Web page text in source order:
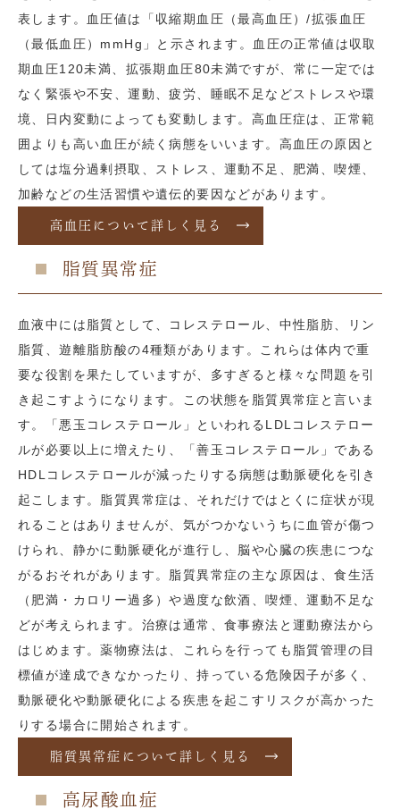
表します。血圧値は「収縮期血圧（最高血圧）/拡張血圧
（最低血圧）mmHg」と示されます。血圧の正常値は収取
期血圧120未満、拡張期血圧80未満ですが、常に一定では
なく緊張や不安、運動、疲労、睡眠不足などストレスや環
境、日内変動によっても変動します。高血圧症は、正常範
囲よりも高い血圧が続く病態をいいます。高血圧の原因と
しては塩分過剰摂取、ストレス、運動不足、肥満、喫煙、
加齢などの生活習慣や遺伝的要因などがあります。
高血圧について詳しく見る
脂質異常症
血液中には脂質として、コレステロール、中性脂肪、リン
脂質、遊離脂肪酸の4種類があります。これらは体内で重
要な役割を果たしていますが、多すぎると様々な問題を引
き起こすようになります。この状態を脂質異常症と言いま
す。「悪玉コレステロール」といわれるLDLコレステロー
ルが必要以上に増えたり、「善玉コレステロール」である
HDLコレステロールが減ったりする病態は動脈硬化を引き
起こします。脂質異常症は、それだけではとくに症状が現
れることはありませんが、気がつかないうちに血管が傷つ
けられ、静かに動脈硬化が進行し、脳や心臓の疾患につな
がるおそれがあります。脂質異常症の主な原因は、食生活
（肥満・カロリー過多）や過度な飲酒、喫煙、運動不足な
どが考えられます。治療は通常、食事療法と運動療法から
はじめます。薬物療法は、これらを行っても脂質管理の目
標値が達成できなかったり、持っている危険因子が多く、
動脈硬化や動脈硬化による疾患を起こすリスクが高かった
りする場合に開始されます。
脂質異常症について詳しく見る
高尿酸血症